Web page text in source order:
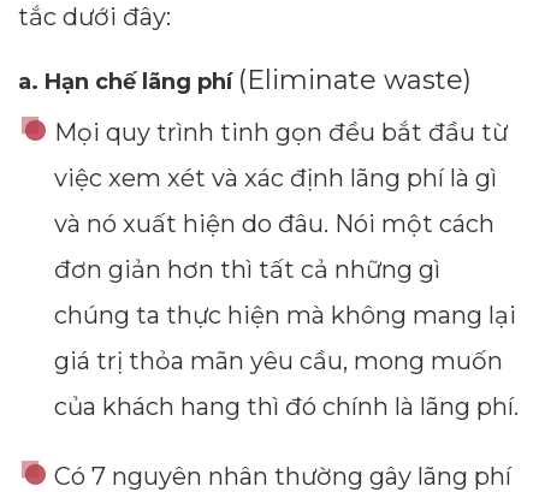
tắc dưới đây:
a. Hạn chế lãng phí (Eliminate waste)
Mọi quy trình tinh gọn đều bắt đầu từ
việc xem xét và xác định lãng phí là gì
và nó xuất hiện do đâu. Nói một cách
đơn giản hơn thì tất cả những gì
chúng ta thực hiện mà không mang lại
giá trị thỏa mãn yêu cầu, mong muốn
của khách hang thì đó chính là lãng phí.
Có 7 nguyên nhân thường gây lãng phí